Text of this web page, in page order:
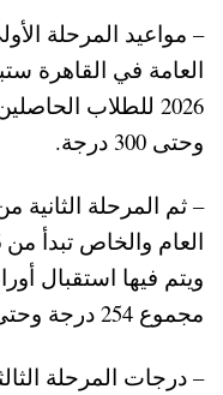
– مواعيد المرحلة
وحتى 300 درجة.
– ثم المرحلة
ويتم فيها استقبال
مجموع 254 درجة وحتى 270 درجة.